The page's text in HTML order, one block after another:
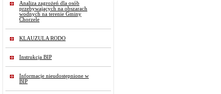
Analiza zagrożeń dla osób
przebywających na obszarach
wodnych na terenie Gminy
Chorzele
KLAUZULA RODO
Instrukcja BIP
Informacje nieudostępnione w
BIP